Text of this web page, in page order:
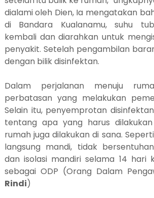
dialami oleh Dien, Ia mengatakan
di Bandara Kualanamu, suhu
kembali dan diarahkan untuk
penyakit. Setelah pengambilan
dengan bilik disinfektan.
Dalam perjalanan menuju
perbatasan yang melakukan
Selain itu, penyemprotan
tentang apa yang harus
rumah juga dilakukan di sana.
langsung mandi, tidak
dan isolasi mandiri selama 14 hari
sebagai ODP (Orang Dalam
Rindi)